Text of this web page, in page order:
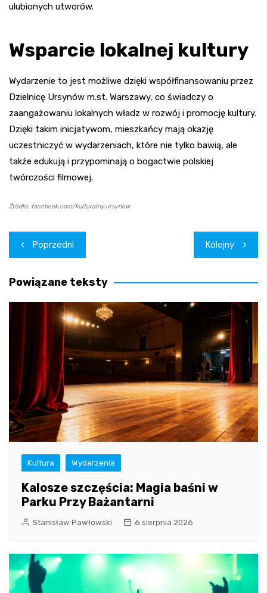
ulubionych utworów.
Wsparcie lokalnej kultury
Wydarzenie to jest możliwe dzięki współfinansowaniu przez
Dzielnicę Ursynów m.st. Warszawy, co świadczy o
zaangażowaniu lokalnych władz w rozwój i promocję kultury.
Dzięki takim inicjatywom, mieszkańcy mają okazję
uczestniczyć w wydarzeniach, które nie tylko bawią, ale
także edukują i przypominają o bogactwie polskiej
twórczości filmowej.
Źródło: facebook.com/kulturalny.ursynow
Nawigacja
wpisu
Poprzedni Kolejny
Powiązane teksty
Kultura Wydarzenia
Kalosze szczęścia: Magia baśni w
Parku Przy Bażantarni
Stanisław Pawłowski 6 sierpnia 2026